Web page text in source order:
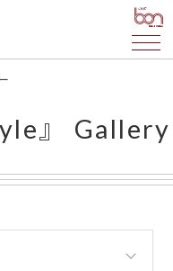
』 Gallery